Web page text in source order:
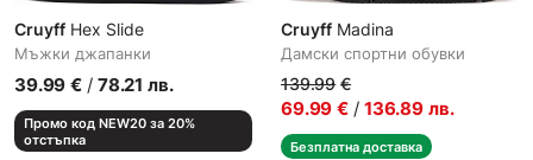
Cruyff Hex Slide
Мъжки джапанки
39.99 € / 78.21 лв.
Промо код NEW20 за 20%
отстъпка
Cruyff Madina
Дамски спортни обувки
139.99 €
69.99 € / 136.89 лв.
Безплатна доставка